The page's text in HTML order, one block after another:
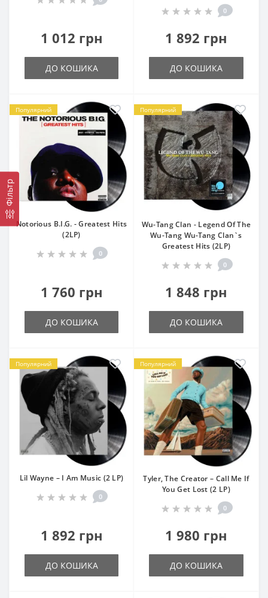
Фільтр
1 012 грн
ДО КОШИКА
0
1 892 грн
ДО КОШИКА
Популярний
Notorious B.I.G. - Greatest Hits
(2LP)
0
1 760 грн
ДО КОШИКА
Популярний
Wu-Tang Clan - Legend Of The
Wu-Tang Wu-Tang Clan`s
Greatest Hits (2LP)
0
1 848 грн
ДО КОШИКА
Популярний
Lil Wayne – I Am Music (2 LP)
0
1 892 грн
ДО КОШИКА
Популярний
Tyler, The Creator – Call Me If
You Get Lost (2 LP)
0
1 980 грн
ДО КОШИКА